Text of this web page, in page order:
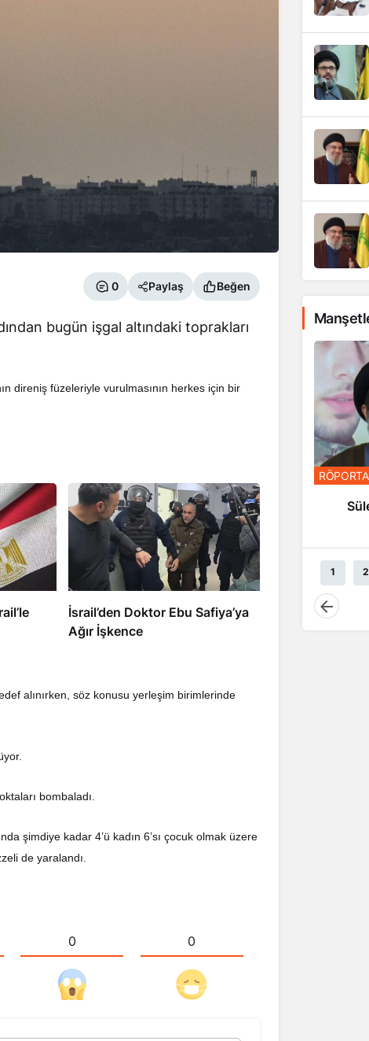
0 Paylaş Beğen
bugün işgal altındaki toprakları
direniş füzeleriyle vurulmasının herkes için bir
İsrail’den Doktor Ebu Safiya’ya
Ağır İşkence
alınırken, söz konusu yerleşim birimlerinde
bombaladı.
şimdiye kadar 4’ü kadın 6’sı çocuk olmak üzere
de yaralandı.
0 0
Bahreynli Muhalif Din Adamı 6
yıldır Tutuklu
1 2